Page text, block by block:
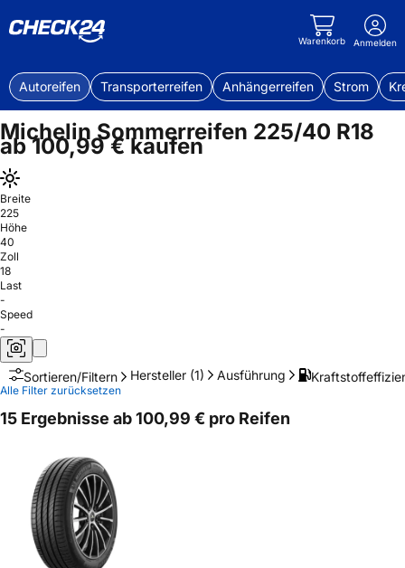
Warenkorb Anmelden
Autoreifen Transporterreifen Anhängerreifen Strom
Michelin Sommerreifen 225/40 R18
ab 100,99 € kaufen
Breite
225
Höhe
40
Zoll
18
Last
-
Speed
-
Sortieren/Filtern Hersteller (1) Ausführung
Alle Filter zurücksetzen
15 Ergebnisse ab 100,99 € pro Reifen